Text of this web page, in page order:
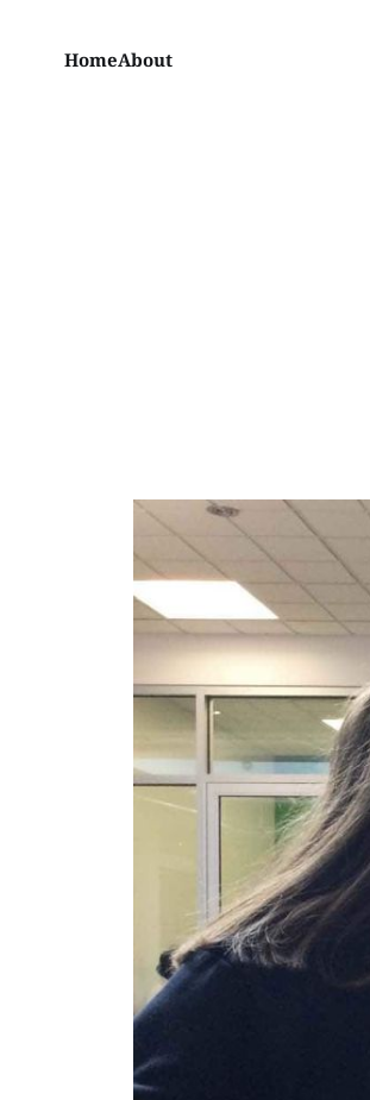
HomeAbout